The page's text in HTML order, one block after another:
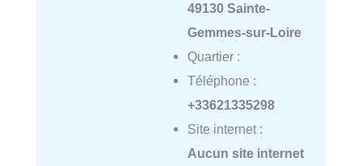
49130 Sainte-
Gemmes-sur-Loire
Quartier :
Téléphone :
+33621335298
Site internet :
Aucun site internet